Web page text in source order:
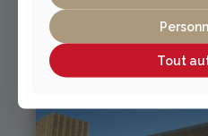
04 70
Tout